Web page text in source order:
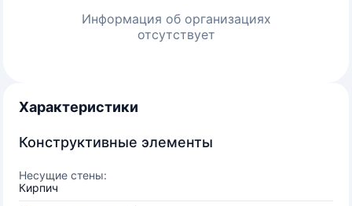
Информация об организациях
отсутствует
Характеристики
Конструктивные элементы
Несущие стены:
Кирпич